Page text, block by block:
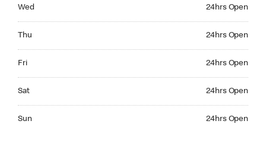
Wed 24hrs Open
Thu 24hrs Open
Fri 24hrs Open
Sat 24hrs Open
Sun 24hrs Open